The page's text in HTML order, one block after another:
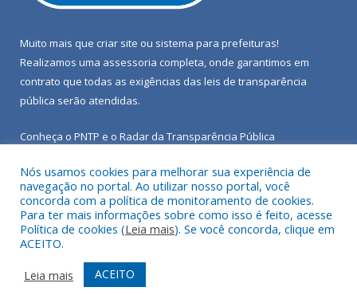
Muito mais que criar site ou sistema para prefeituras!
Realizamos uma assessoria completa, onde garantimos em
contrato que todas as exigências das leis de transparência
pública serão atendidas.
Conheça o PNTP e o Radar da Transparência Pública
Todos os direitos reservados a Câmara Municipal de Porto de
Moz.
Mapa do Site
Acessar Área Administrativa
Acessar Webmail
Nós usamos cookies para melhorar sua experiência de
navegação no portal. Ao utilizar nosso portal, você
concorda com a política de monitoramento de cookies.
Para ter mais informações sobre como isso é feito, acesse
Política de cookies (Leia mais). Se você concorda, clique em
ACEITO.
Leia mais
ACEITO